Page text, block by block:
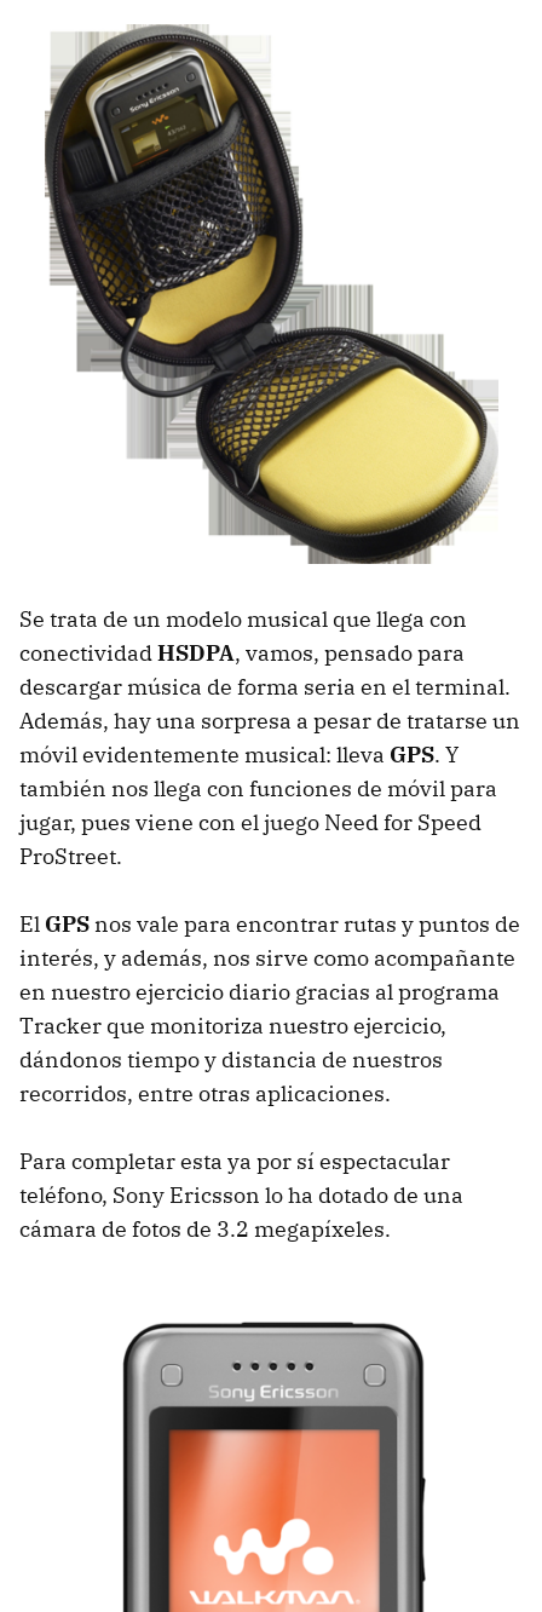
Se trata de un modelo musical que llega con
conectividadHSDPA, vamos, pensado para
descargar música de forma seria en el terminal.
Además, hay una sorpresa a pesar de tratarse un
móvil evidentemente musical: lleva GPS. Y
también nos llega con funciones de móvil para
jugar, pues viene con el juego Need for Speed
ProStreet.
El GPS nos vale para encontrar rutas y puntos de
interés, y además, nos sirve como acompañante
en nuestro ejercicio diario gracias al programa
Tracker que monitoriza nuestro ejercicio,
dándonos tiempo y distancia de nuestros
recorridos, entre otras aplicaciones.
Para completar esta ya por sí espectacular
teléfono, Sony Ericsson lo ha dotado de una
cámara de fotos de 3.2 megapíxeles.